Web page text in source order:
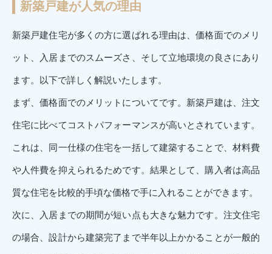
新築戸建が人気の理由
新築戸建住宅が多くの方に選ばれる理由は、価格面でのメリ
ット、入居までのスムーズさ、そして立地環境の良さにあり
ます。以下で詳しく解説いたします。
まず、価格面でのメリットについてです。新築戸建は、注文
住宅に比べてコストパフォーマンスが高いとされています。
これは、同一仕様の住宅を一括して建築することで、材料費
や人件費を抑えられるためです。結果として、購入者は高品
質な住宅を比較的手頃な価格で手に入れることができます。
次に、入居までの期間が短い点も大きな魅力です。注文住宅
の場合、設計から建築完了まで半年以上かかることが一般的